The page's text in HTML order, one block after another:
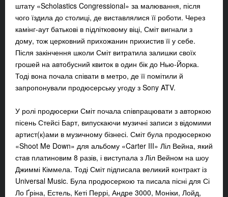
штату «Scholastics Congressional» за малювання, після
чого їздила до столиці, де виставлялися її роботи. Через
камінг-аут батькові в підлітковому віці, Сміт вигнали з
дому, тож церковний прихожанин прихистив її у себе.
Після закінчення школи Сміт витратила залишки своїх
грошей на автобусний квиток в один бік до Нью-Йорка.
Тоді вона почала співати в метро, де її помітили й
запропонували продюсерську угоду з Sony ATV.
У ролі продюсерки Сміт почала співпрацювати з авторкою
пісень Стейсі Барт, випускаючи музичні записи з відомими
артист(к)ами в музичному бізнесі. Сміт була продюсеркою
«Shoot Me Down» для альбому «Carter III» Ліл Вейна, який
став платиновим 8 разів, і виступала з Ліл Вейном на шоу
Джиммі Кіммела. Тоді Сміт підписала великий контракт із
Universal Music. Була продюсеркою та писала пісні для Сі
Ло Ґріна, Естель, Кеті Перрі, Андре 3000, Моніки, Лойд,